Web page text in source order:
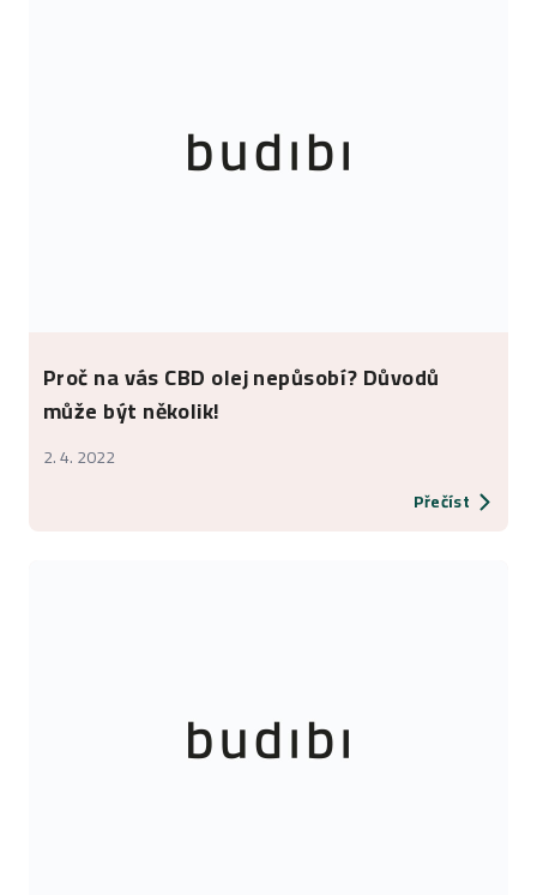
Proč na vás CBD olej nepůsobí? Důvodů
může být několik!
2. 4. 2022
Přečíst